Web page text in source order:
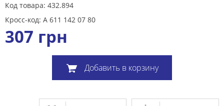
Код товара: 432.894
Кросс-код: A 611 142 07 80
307 грн
Добавить в корзину